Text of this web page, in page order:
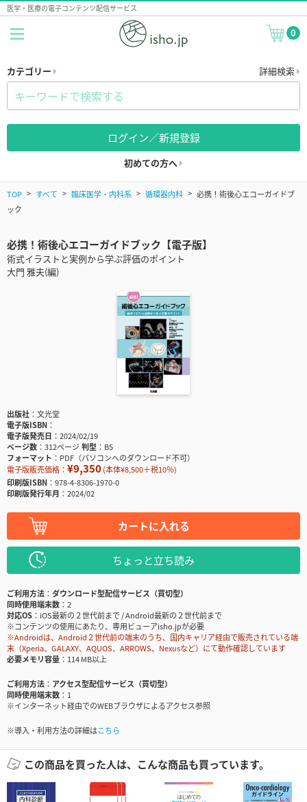
医学・医療の電子コンテンツ配信サービス
0
カテゴリー 詳細検索
ログイン／新規登録
初めての方へ
TOP すべて 臨床医学・内科系 循環器内科
必携！術後心エコーガイドブ
ック
必携！術後心エコーガイドブック【電子版】
術式イラストと実例から学ぶ評価のポイント
大門 雅夫(編)
出版社
文光堂
電子版ISBN
電子版発売日
2024/02/19
ページ数
312ページ判型
B5
フォーマット
PDF（パソコンへのダウンロード不可）
電子版販売価格： ¥9,350(本体¥8,500＋税10％)
印刷版ISBN
978-4-8306-1970-0
印刷版発行年月
2024/02
カートに入れる
ちょっと立ち読み
ご利用方法
ダウンロード型配信サービス（買切型）
同時使用端末数
2
対応OS
iOS最新の２世代前まで / Android最新の２世代前まで
※コンテンツの使用にあたり、専用ビューアisho.jpが必要
※Androidは、Android２世代前の端末のうち、国内キャリア経由で販売されている端
末（Xperia、GALAXY、AQUOS、ARROWS、Nexusなど）にて動作確認しています
必要メモリ容量
114 MB以上
ご利用方法
アクセス型配信サービス（買切型）
同時使用端末数
1
※インターネット経由でのWEBブラウザによるアクセス参照
※導入・利用方法の詳細はこちら
この商品を買った人は、こんな商品も買っています。